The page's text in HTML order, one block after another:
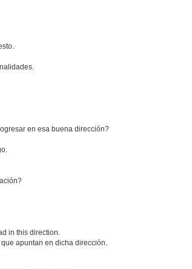
en esa buena dirección?
in this direction.
apuntan en dicha dirección.